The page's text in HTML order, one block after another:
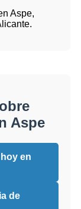
Aspe,
Aspe
en
de